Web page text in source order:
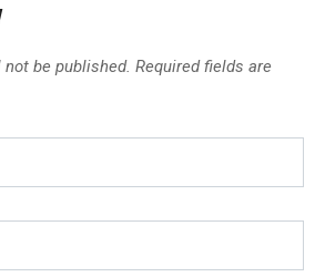
be published. Required fields are